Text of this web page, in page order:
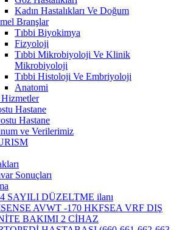
Kadın Hastalıkları Ve Doğum
Branşlar
Tıbbi Biyokimya
Fizyoloji
Tıbbi Mikrobiyoloji Ve Klinik
Mikrobiyoloji
Tıbbi Histoloji Ve Embriyoloji
Anatomi
Hastane
Hastane
ve Verilerimiz
Sonuçları
SAYILI DÜZELTME ilanı
AVWT -170 HKFSEA VRF DIŞ
BAKIMI 2 CİHAZ